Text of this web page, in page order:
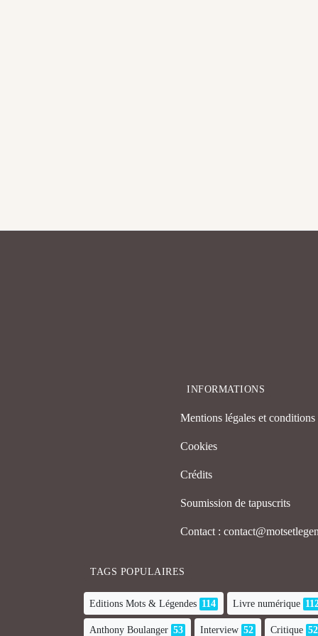
INFORMATIONS
Mentions légales et
Cookies
Crédits
Soumission de tapuscrits
Contact :
TAGS POPULAIRES
Editions Mots & Légendes 114 Livre numérique
Anthony Boulanger 53 Interview 52 Critique 52